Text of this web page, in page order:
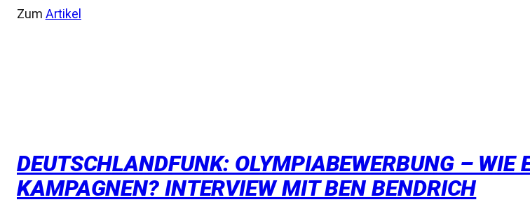
Zum Artikel
DEUTSCHLANDFUNK: OLYMPIABEWERBUNG – WIE
KAMPAGNEN? INTERVIEW MIT BEN BENDRICH